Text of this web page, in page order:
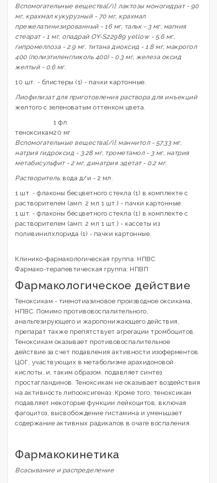
Вспомогательные вещества[/i]: лактозы моногидрат - 90
мг, крахмал кукурузный - 70 мг, крахмал
прежелатинизированный - 16 мг, тальк - 3 мг, магния
стеарат - 1 мг, опадрай OY-S22989 yellow - 5.6 мг,
гипромеллоза - 2.9 мг, титана диоксид - 1.8 мг, макрогол
400 (полиэтиленгликоль 400) - 0.3 мг, железа оксид
желтый - 0.6 мг.
10 шт. - блистеры (1) - пачки картонные.
Лиофилизат для приготовления раствора для инъекций
желтого с зеленоватым оттенком цвета.
1 фл.
теноксикам20 мг
Вспомогательные вещества[/i]: маннитол - 57.33 мг,
натрия гидроксид - 3.28 мг, трометамол - 3 мг, натрия
метабисульфит - 2 мг, динатрия эдетат - 0.2 мг.
Растворитель:вода д/и - 2 мл.
1 шт. - флаконы бесцветного стекла (1) в комплекте с
растворителем (амп. 2 мл 1 шт.) - пачки картонные.
1 шт. - флаконы бесцветного стекла (1) в комплекте с
растворителем (амп. 2 мл 1 шт.) - кассеты из
поливинилхлорида (1) - пачки картонные.
Клинико-фармакологическая группа: НПВС
Фармако-терапевтическая группа: НПВП
Фармакологическое действие
Теноксикам - тиенотиазиновое производное оксикама,
НПВС. Помимо противовоспалительного,
анальгезирующего и жаропонижающего действия,
препарат также препятствует агрегации тромбоцитов.
Теноксикам оказывает противовоспалительное
действие за счет подавления активности изоферментов
ЦОГ, участвующих в метаболизме арахидоновой
кислоты, и, таким образом, подавляет синтез
простагландинов. Теноксикам не оказывает воздействия
на активность липооксигеназ. Кроме того, теноксикам
подавляет некоторые функции лейкоцитов, включая
фагоцитоз, высвобождение гистамина и уменьшает
содержание активных радикалов в очаге воспаления.
Фармакокинетика
Всасывание и распределение